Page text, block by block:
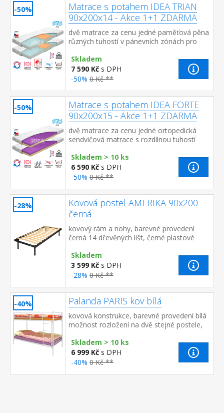
-50%
Matrace s potahem IDEA TRIAN
90x200x14 - Akce 1+1 ZDARMA
dvě matrace za cenu jedné paměťová pěna
různých tuhostí v pánevních zónách pro
odlehčení kloubům a celému pohybovému
aparátu 7zónová anatomická masážn...
Skladem
7 590 Kč s DPH
-50% 0 Kč **
-50%
Matrace s potahem IDEA FORTE
90x200x15 - Akce 1+1 ZDARMA
dvě matrace za cenu jedné ortopedická
sendvičová matrace s rozdílnou tuhostí
– 7 zón na obou stranách pro uv...
Skladem > 10 ks
6 590 Kč s DPH
-50% 0 Kč **
-28%
Kovová postel AMERIKA 90x200
černá
kovový rám a nohy, barevné provedení
černá 14 dřevěných lišt, černé plastové
200 cm
Skladem
3 599 Kč s DPH
-28% 0 Kč **
-40% Palanda PARIS kov bílá
kovová konstrukce, barevné provedení bílá
možnost rozložení na dvě stejné postele,
matrací, ale včetně kovových ...
Skladem > 10 ks
6 999 Kč s DPH
-40% 0 Kč **